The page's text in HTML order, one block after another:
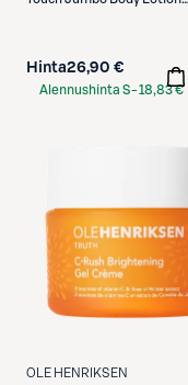
Hinta26,90 €
Alennushinta S-18,83 €
OLE HENRIKSEN